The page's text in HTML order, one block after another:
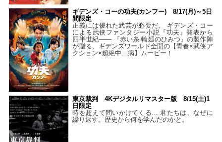
ギデンズ・コーの功夫(カンフー) 8/17(月)～5日
間限定
正義には優れた武芸が必要だ。 ギデンズ・コー
による武侠ファンタジー小説『功夫』発表から
四半世紀―― 『赤い糸 輪廻のひみつ』の製作陣
が贈る、ギデンズワールド全開の【青春×武侠ア
クション×超絶中二病】ムービー！
東京裁判 4Kデジタルリマスター版 8/15(土)1
日限定
時を超えて問いかけてくる… 君たちは、なぜに
繰り返す。歴史から何を学んだのかと。